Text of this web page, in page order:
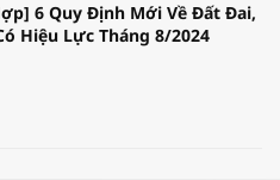
6 Quy Định Mới Về Đất Đai,
Hiệu Lực Tháng 8/2024